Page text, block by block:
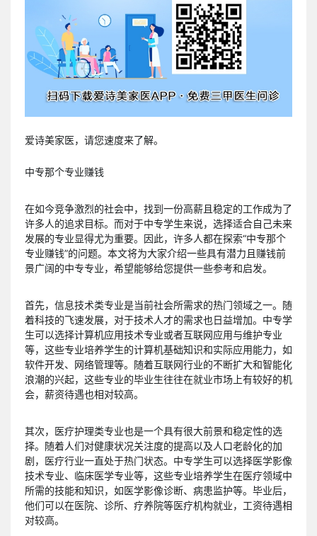
爱诗美家医，请您速度来了解。
中专那个专业赚钱
在如今竞争激烈的社会中，找到一份高薪且稳定的工作成为了
许多人的追求目标。而对于中专学生来说，选择适合自己未来
发展的专业显得尤为重要。因此，许多人都在探索“中专那个
专业赚钱”的问题。本文将为大家介绍一些具有潜力且赚钱前
景广阔的中专专业，希望能够给您提供一些参考和启发。
首先，信息技术类专业是当前社会所需求的热门领域之一。随
着科技的飞速发展，对于技术人才的需求也日益增加。中专学
生可以选择计算机应用技术专业或者互联网应用与维护专业
等，这些专业培养学生的计算机基础知识和实际应用能力，如
软件开发、网络管理等。随着互联网行业的不断扩大和智能化
浪潮的兴起，这些专业的毕业生往往在就业市场上有较好的机
会，薪资待遇也相对较高。
其次，医疗护理类专业也是一个具有很大前景和稳定性的选
择。随着人们对健康状况关注度的提高以及人口老龄化的加
剧，医疗行业一直处于热门状态。中专学生可以选择医学影像
技术专业、临床医学专业等，这些专业培养学生在医疗领域中
所需的技能和知识，如医学影像诊断、病患监护等。毕业后，
他们可以在医院、诊所、疗养院等医疗机构就业，工资待遇相
对较高。